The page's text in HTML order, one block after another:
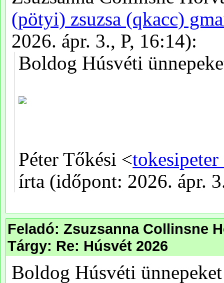
Feladó: Zsuzsanna Collinsne
Tárgy: Re: Húsvét 2026